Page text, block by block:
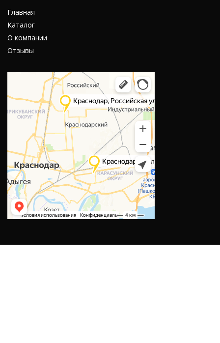
Главная
Каталог
О компании
Отзывы